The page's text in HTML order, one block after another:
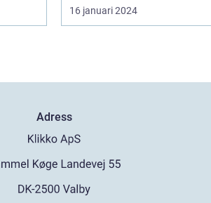
16 januari 2024
Adress